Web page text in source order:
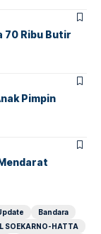
70 Ribu Butir
Pimpin
Bandara
SOEKARNO-HATTA